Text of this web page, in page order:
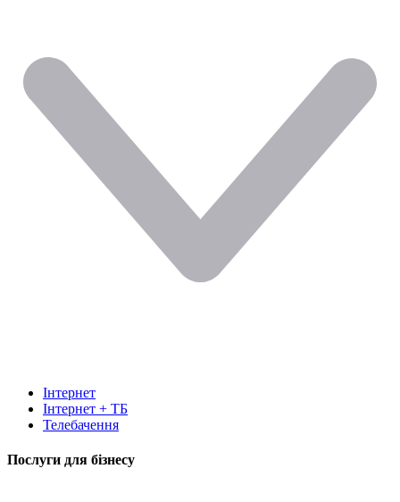
Інтернет
Інтернет + ТБ
Телебачення
Послуги для бізнесу